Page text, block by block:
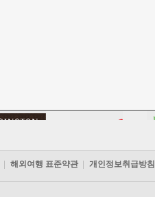
해외여행 표준약관 개인정보취급방침